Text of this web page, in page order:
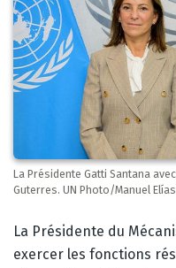
La Présidente Gatti Santana
Guterres. UN Photo/Manuel Elías
Corps
La Présidente du
exercer les fonctions